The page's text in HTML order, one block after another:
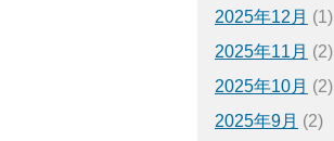
2025年12月 (1)
2025年11月 (2)
2025年10月 (2)
2025年9月 (2)